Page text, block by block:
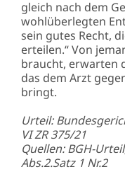
gleich nach dem
wohlüberlegten
sein gutes Recht,
erteilen.“ Von
braucht, erwarten
das dem Arzt
bringt.
Urteil:
VI ZR 375/21
Quellen: BGH-
Abs.2.Satz 1 Nr.2